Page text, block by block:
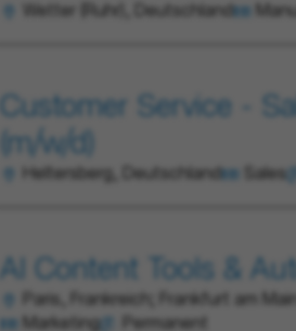
Wetter (Ruhr), Deutschland
Customer Service -
(m/w/d)
Heltersberg, Deutschland Sales
AI Content Tools &
Paris, Frankreich; Frankfurt am
Marketing
Permanent